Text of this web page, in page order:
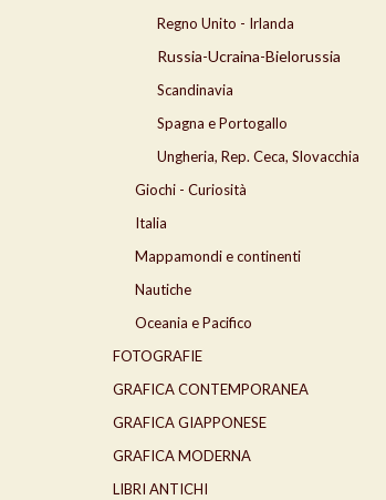
Regno Unito - Irlanda
Russia-Ucraina-Bielorussia
Scandinavia
Spagna e Portogallo
Ungheria, Rep. Ceca, Slovacchia
Giochi - Curiosità
Italia
Mappamondi e continenti
Nautiche
Oceania e Pacifico
FOTOGRAFIE
GRAFICA CONTEMPORANEA
GRAFICA GIAPPONESE
GRAFICA MODERNA
LIBRI ANTICHI